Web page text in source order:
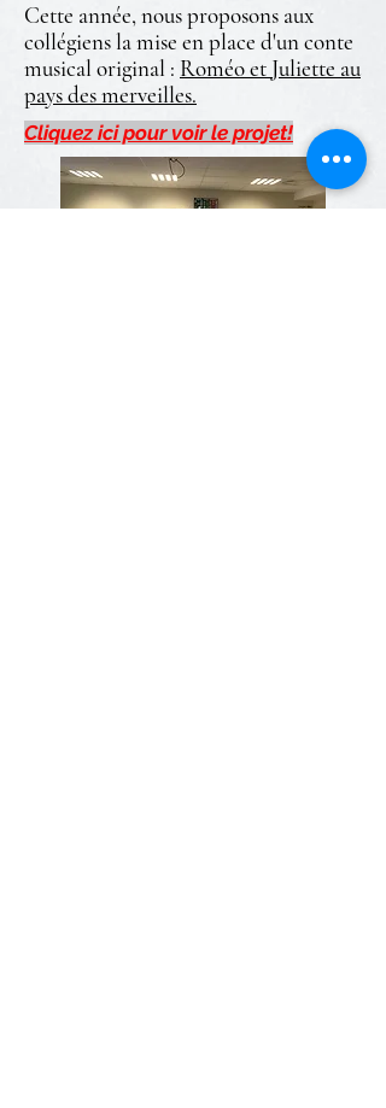
Cette année, nous proposons aux
collégiens la mise en place d'un conte
musical original : Roméo et Juliette au
pays des merveilles.
Cliquez ici pour voir le projet!